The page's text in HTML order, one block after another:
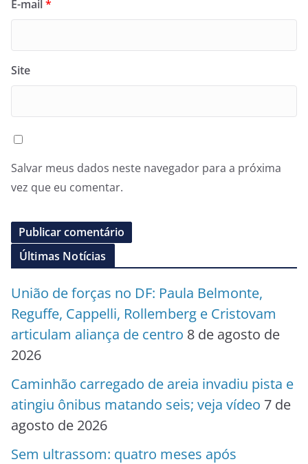
E-mail *
Site
Salvar meus dados neste navegador para a próxima
vez que eu comentar.
Últimas Notícias
União de forças no DF: Paula Belmonte,
Reguffe, Cappelli, Rollemberg e Cristovam
articulam aliança de centro 8 de agosto de
2026
Caminhão carregado de areia invadiu pista e
atingiu ônibus matando seis; veja vídeo 7 de
agosto de 2026
Sem ultrassom: quatro meses após